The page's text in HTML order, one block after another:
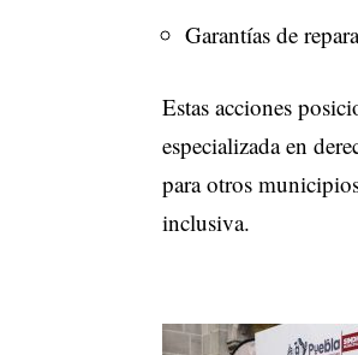
Garantías de
Estas acciones
especializada en
para otros
inclusiva.